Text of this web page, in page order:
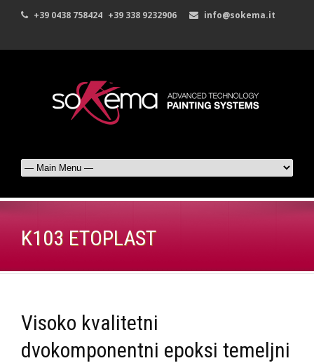
+39 0438 758424 +39 338 9232906 info@sokema.it
K103 ETOPLAST
Visoko kvalitetni
dvokomponentni epoksi temeljni